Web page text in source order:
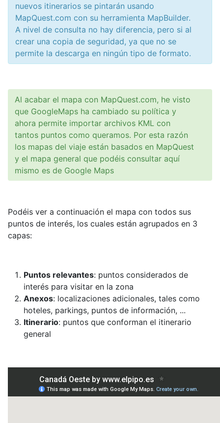
nuevos itinerarios se pintarán usando
MapQuest.com con su herramienta MapBuilder.
A nivel de consulta no hay diferencia, pero si al
crear una copia de seguridad, ya que no se
permite la descarga en ningún tipo de formato.
Al acabar el mapa con MapQuest.com, he visto
que GoogleMaps ha cambiado su política y
ahora permite importar archivos KML con
tantos puntos como queramos. Por esta razón
los mapas del viaje están basados en MapQuest
y el mapa general que podéis consultar aquí
mismo es de Google Maps
Podéis ver a continuación el mapa con todos sus
puntos de interés, los cuales están agrupados en 3
capas:
Puntos relevantes: puntos considerados de
interés para visitar en la zona
Anexos: localizaciones adicionales, tales como
hoteles, parkings, puntos de información, ...
Itinerario: puntos que conforman el itinerario
general